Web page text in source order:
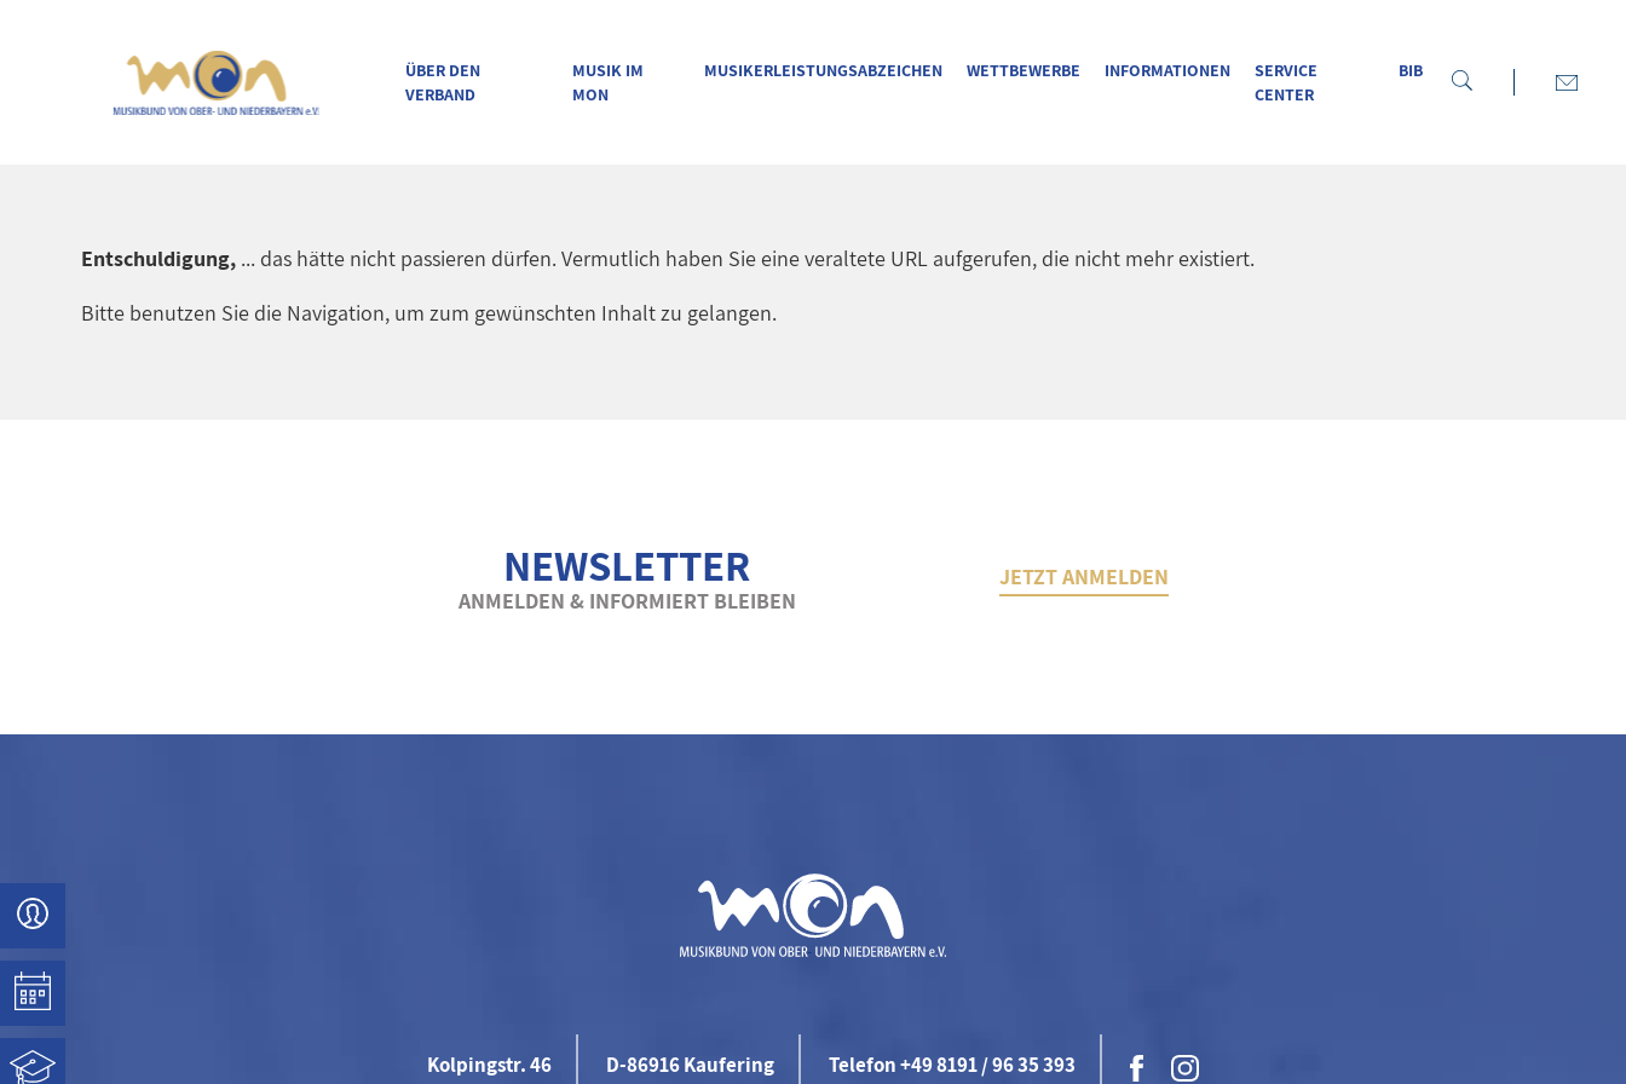
ÜBER DEN
VERBAND
MUSIK IM
MON
MUSIKERLEISTUNGSABZEICHEN WETTBEWERBE INFORMATIONEN
SERVICE
CENTER
BIB
Entschuldigung, ... das hätte nicht passieren dürfen. Vermutlich haben Sie eine veraltete URL aufgerufen, die nicht mehr existiert.
Bitte benutzen Sie die Navigation, um zum gewünschten Inhalt zu gelangen.
NEWSLETTER
ANMELDEN & INFORMIERT BLEIBEN
JETZT ANMELDEN
Kolpingstr. 46 D-86916 Kaufering Telefon +49 8191 / 96 35 393